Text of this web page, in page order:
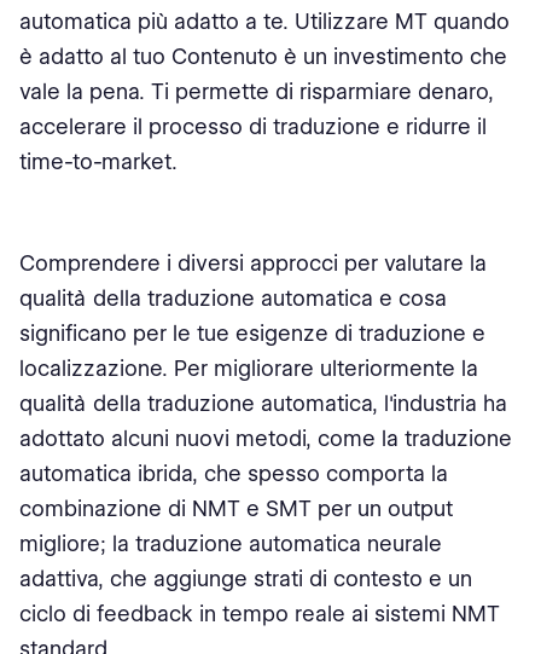
automatica più adatto a te. Utilizzare MT quando
è adatto al tuo Contenuto è un investimento che
vale la pena. Ti permette di risparmiare denaro,
accelerare il processo di traduzione e ridurre il
time-to-market.
Comprendere i diversi approcci per valutare la
qualità della traduzione automatica e cosa
significano per le tue esigenze di traduzione e
localizzazione. Per migliorare ulteriormente la
qualità della traduzione automatica, l'industria ha
adottato alcuni nuovi metodi, come la traduzione
automatica ibrida, che spesso comporta la
combinazione di NMT e SMT per un output
migliore; la traduzione automatica neurale
adattiva, che aggiunge strati di contesto e un
ciclo di feedback in tempo reale ai sistemi NMT
standard.